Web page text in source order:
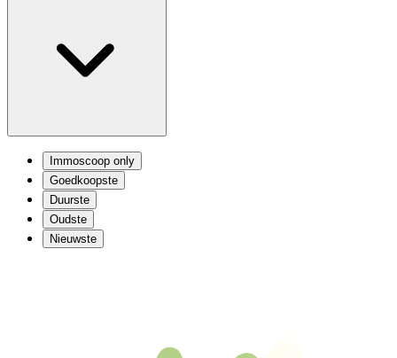
Immoscoop only
Goedkoopste
Duurste
Oudste
Nieuwste